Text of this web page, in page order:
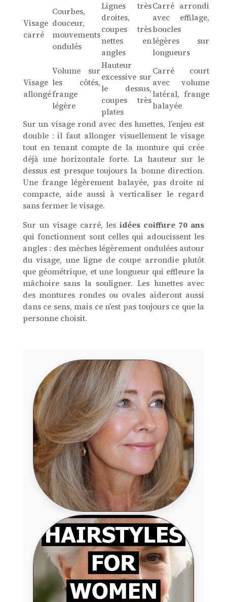
Visage
carré
Courbes,
douceur,
mouvements
ondulés
Lignes très
droites,
coupes très
nettes en
angles
Carré arrondi
avec effilage,
boucles
légères sur
longueurs
Visage
allongé
Volume sur
les côtés,
frange
légère
Hauteur
excessive sur
le dessus,
coupes très
plates
Carré court
avec volume
latéral, frange
balayée
Sur un visage rond avec des lunettes, l’enjeu est
double : il faut allonger visuellement le visage
tout en tenant compte de la monture qui crée
déjà une horizontale forte. La hauteur sur le
dessus est presque toujours la bonne direction.
Une frange légèrement balayée, pas droite ni
compacte, aide aussi à verticaliser le regard
sans fermer le visage.
Sur un visage carré, lesidées coiffure 70 ans
qui fonctionnent sont celles qui adoucissent les
angles : des mèches légèrement ondulées autour
du visage, une ligne de coupe arrondie plutôt
que géométrique, et une longueur qui effleure la
mâchoire sans la souligner. Les lunettes avec
des montures rondes ou ovales aideront aussi
dans ce sens, mais ce n’est pas toujours ce que la
personne choisit.